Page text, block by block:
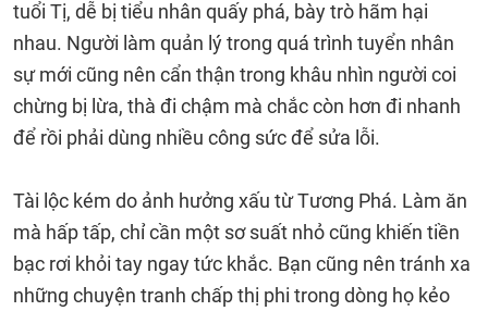
tuổi Tị, dễ bị tiểu nhân quấy phá, bày trò hãm hại
nhau. Người làm quản lý trong quá trình tuyển nhân
sự mới cũng nên cẩn thận trong khâu nhìn người coi
chừng bị lừa, thà đi chậm mà chắc còn hơn đi nhanh
để rồi phải dùng nhiều công sức để sửa lỗi.
Tài lộc kém do ảnh hưởng xấu từ Tương Phá. Làm ăn
mà hấp tấp, chỉ cần một sơ suất nhỏ cũng khiến tiền
bạc rơi khỏi tay ngay tức khắc. Bạn cũng nên tránh xa
những chuyện tranh chấp thị phi trong dòng họ kẻo